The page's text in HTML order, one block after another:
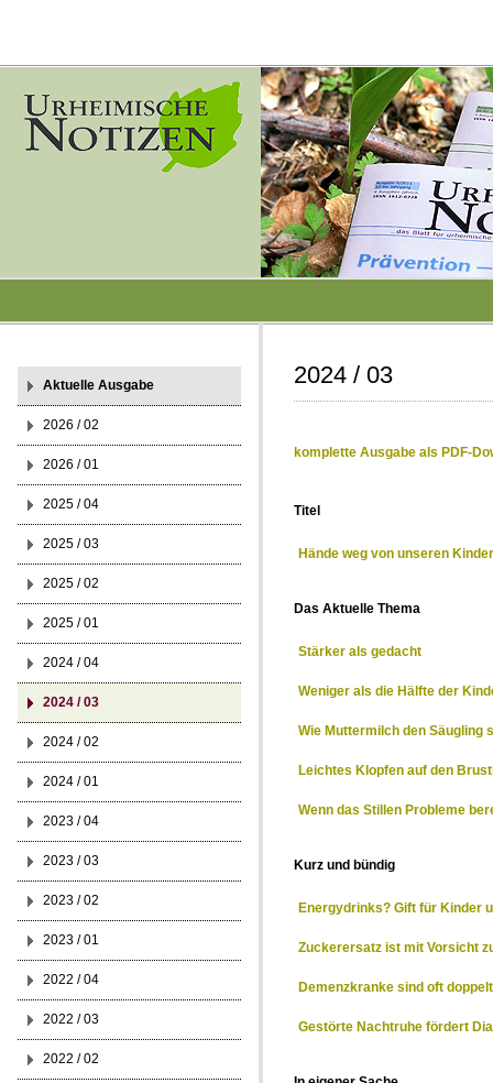
2024 / 03
komplette Ausgabe als PDF-
Titel
Hände weg von unseren
Das Aktuelle Thema
Stärker als gedacht
Weniger als die Hälfte der
Wie Muttermilch den Säugling
Leichtes Klopfen auf den
Wenn das Stillen Probleme
Kurz und bündig
Energydrinks? Gift für Kinder
Zuckerersatz ist mit Vorsicht
Demenzkranke sind oft
Gestörte Nachtruhe fördert
Aktuelle Ausgabe
2026 / 02
2026 / 01
2025 / 04
2025 / 03
2025 / 02
2025 / 01
2024 / 04
2024 / 03
2024 / 02
2024 / 01
2023 / 04
2023 / 03
2023 / 02
2023 / 01
2022 / 04
2022 / 03
2022 / 02